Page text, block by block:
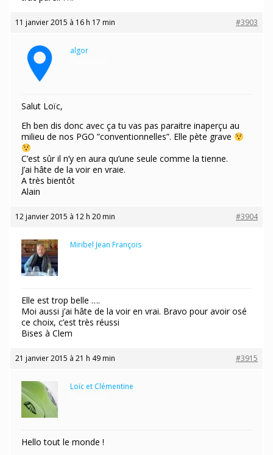
11 janvier 2015 à 16 h 17 min #3903
algor
Salut Loïc,
Eh ben dis donc avec ça tu vas pas paraitre inaperçu au
milieu de nos PGO ”conventionnelles”. Elle pète grave
C’est sûr il n’y en aura qu’une seule comme la tienne.
J’ai hâte de la voir en vraie.
A très bientôt
Alain
12 janvier 2015 à 12 h 20 min #3904
Miribel Jean François
Elle est trop belle ….
Moi aussi j’ai hâte de la voir en vrai. Bravo pour avoir osé
ce choix, c’est très réussi
Bises à Clem
21 janvier 2015 à 21 h 49 min #3915
Loïc et Clémentine
Hello tout le monde !